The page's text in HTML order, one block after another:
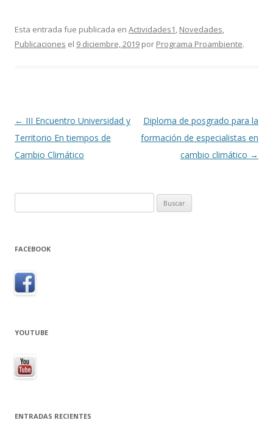
Esta entrada fue publicada en Actividades1, Novedades,
Publicaciones el 9 diciembre, 2019 por Programa Proambiente.
Navegación
de
entradas
← III Encuentro Universidad y
Territorio En tiempos de
Cambio Climático
Diploma de posgrado para la
formación de especialistas en
cambio climático →
FACEBOOK
YOUTUBE
ENTRADAS RECIENTES